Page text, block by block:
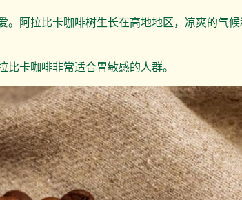
阿拉比卡咖啡树生长在高地地区，凉爽的气
卡咖啡非常适合胃敏感的人群。